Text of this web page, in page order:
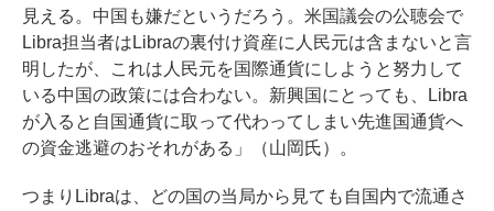
見える。中国も嫌だというだろう。米国議会の公聴会で
Libra担当者はLibraの裏付け資産に人民元は含まないと言
明したが、これは人民元を国際通貨にしようと努力して
いる中国の政策には合わない。新興国にとっても、Libra
が入ると自国通貨に取って代わってしまい先進国通貨へ
の資金逃避のおそれがある」（山岡氏）。
つまりLibraは、どの国の当局から見ても自国内で流通さ